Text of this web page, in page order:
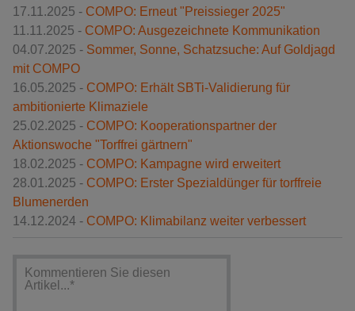
17.11.2025 - COMPO: Erneut "Preissieger 2025"
11.11.2025 - COMPO: Ausgezeichnete Kommunikation
04.07.2025 - Sommer, Sonne, Schatzsuche: Auf Goldjagd
mit COMPO
16.05.2025 - COMPO: Erhält SBTi-Validierung für
ambitionierte Klimaziele
25.02.2025 - COMPO: Kooperationspartner der
Aktionswoche "Torffrei gärtnern"
18.02.2025 - COMPO: Kampagne wird erweitert
28.01.2025 - COMPO: Erster Spezialdünger für torffreie
Blumenerden
14.12.2024 - COMPO: Klimabilanz weiter verbessert